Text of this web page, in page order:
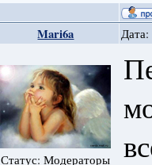
Mari6a
Статус: Модераторы